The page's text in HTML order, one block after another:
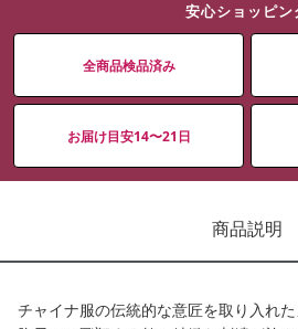
安心ショッピン
全商品検品済み
お届け目安14〜21日
商品説明
チャイナ服の伝統的な意匠を取り入れた